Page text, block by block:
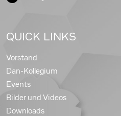
QUICK LINKS
Vorstand
Dan-Kollegium
Events
Bilder und Videos
Downloads